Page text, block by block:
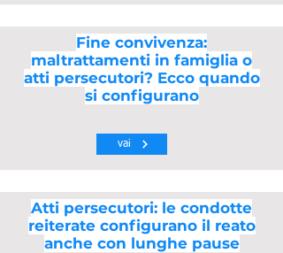
Fine convivenza:
maltrattamenti in famiglia o
atti persecutori? Ecco quando
si configurano
vai
Atti persecutori: le condotte
reiterate configurano il reato
anche con lunghe pause